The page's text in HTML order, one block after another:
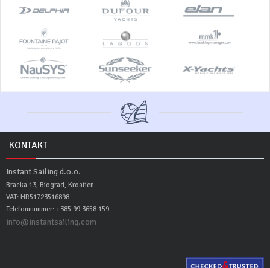
KONTAKT
Instant Sailing d.o.o.
Bracka 13, Biograd, Kroatien
VAT: HR51723516898
Telefonnummer: +385 99 3658 159
info@instantsailing.com